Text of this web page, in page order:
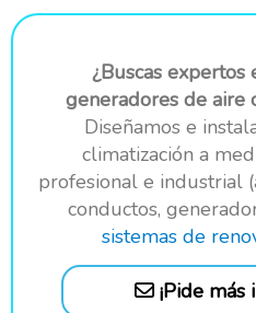
¿Buscas expertos
generadores de aire
Diseñamos e
climatización a
profesional e industrial
conductos,
sistemas de
¡Pide más